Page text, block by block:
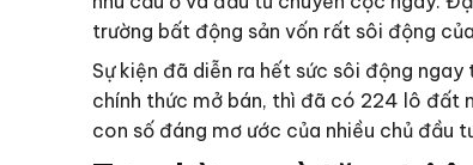
trường bất động sản vốn rất sôi động của
Sự kiện đã diễn ra hết sức sôi động
chính thức mở bán, thì đã có 224 lô đất
con số đáng mơ ước của nhiều chủ đầu